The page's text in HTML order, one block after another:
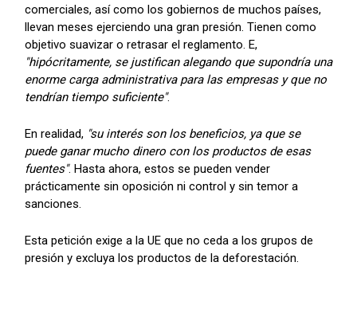
comerciales, así como los gobiernos de muchos países,
llevan meses ejerciendo una gran presión. Tienen como
objetivo suavizar o retrasar el reglamento. E,
"hipócritamente, se justifican alegando que supondría una
enorme carga administrativa para las empresas y que no
tendrían tiempo suficiente".
En realidad, "su interés son los beneficios, ya que se
puede ganar mucho dinero con los productos de esas
fuentes". Hasta ahora, estos se pueden vender
prácticamente sin oposición ni control y sin temor a
sanciones.
Esta petición exige a la UE que no ceda a los grupos de
presión y excluya los productos de la deforestación.